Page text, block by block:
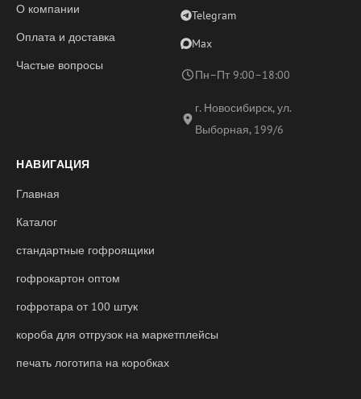
О компании
Оплата и доставка
Частые вопросы
Telegram
Max
Пн–Пт 9:00–18:00
г. Новосибирск, ул.
Выборная, 199/6
НАВИГАЦИЯ
Главная
Каталог
стандартные гофроящики
гофрокартон оптом
гофротара от 100 штук
короба для отгрузок на маркетплейсы
печать логотипа на коробках